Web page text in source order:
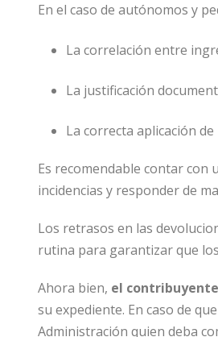
En el caso de autónomos y
La correlación entre
La justificación
La correcta aplicación
Es recomendable contar con
incidencias y responder de
Los retrasos en las
rutina para garantizar que
Ahora bien, el contribuyente
su expediente. En caso de
Administración quien deba